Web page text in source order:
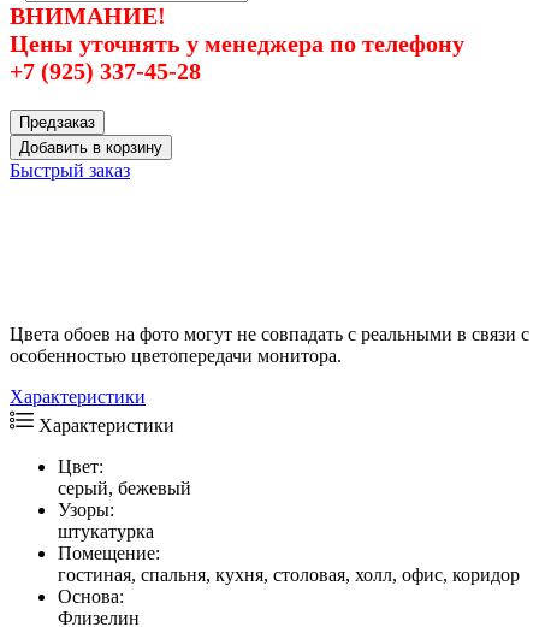
ВНИМАНИЕ!
Цены уточнять у менеджера по телефону
+7 (925) 337-45-28
Предзаказ
Добавить в корзину
Быстрый заказ
Цвета обоев на фото могут не совпадать с реальными в связи с
особенностью цветопередачи монитора.
Характеристики
Характеристики
Цвет:
серый, бежевый
Узоры:
штукатурка
Помещение:
гостиная, спальня, кухня, столовая, холл, офис, коридор
Основа:
Флизелин